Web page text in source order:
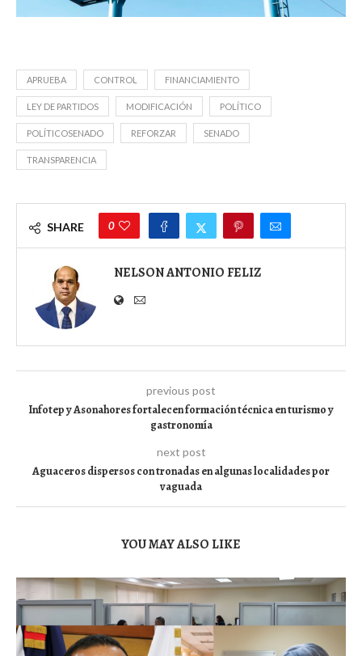
APRUEBA CONTROL FINANCIAMIENTO
LEY DE PARTIDOS MODIFICACIÓN POLÍTICO
POLÍTICOSENADO REFORZAR SENADO
TRANSPARENCIA
SHARE 0
NELSON ANTONIO FELIZ
previous post
Infotep y Asonahores fortalecen formación técnica en turismo y
gastronomía
next post
Aguaceros dispersos con tronadas en algunas localidades por
vaguada
YOU MAY ALSO LIKE